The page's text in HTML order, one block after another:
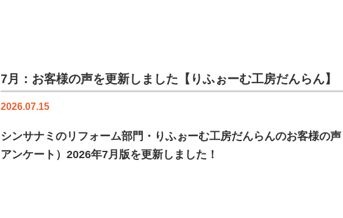
7月：お客様の声を更新しました【りふぉーむ工房だんらん】
2026.07.15
シンサナミのリフォーム部門・りふぉーむ工房だんらんのお客様の
アンケート）2026年7月版を更新しました！